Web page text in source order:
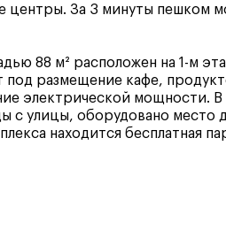
центры. За 3 минуты пешком
88 м² расположен на 1-м
размещение кафе,
электрической мощности.
с улицы, оборудовано место
находится бесплатная